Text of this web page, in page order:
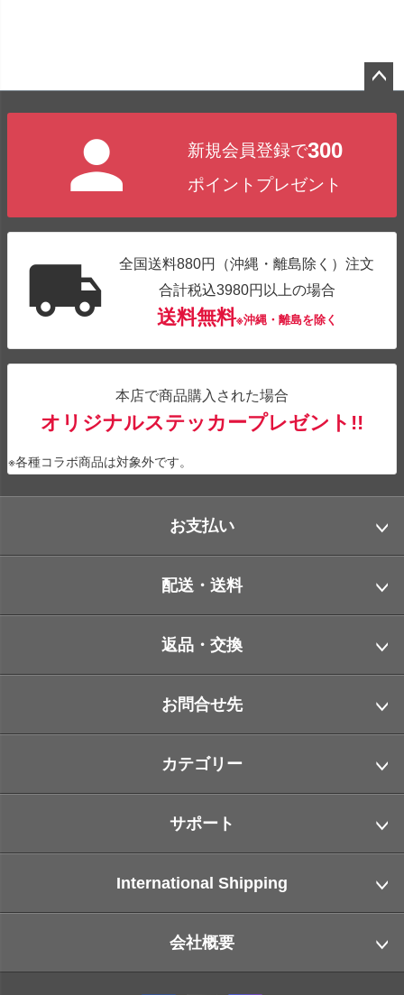
新規会員登録で300
ポイントプレゼント
全国送料880円（沖縄・離島除く）注文
合計税込3980円以上の場合
送料無料※沖縄・離島を除く
本店で商品購入された場合
オリジナルステッカープレゼント!!
※各種コラボ商品は対象外です。
お支払い
配送・送料
返品・交換
お問合せ先
カテゴリー
サポート
International Shipping
会社概要